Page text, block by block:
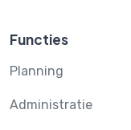
Functies
Planning
Administratie